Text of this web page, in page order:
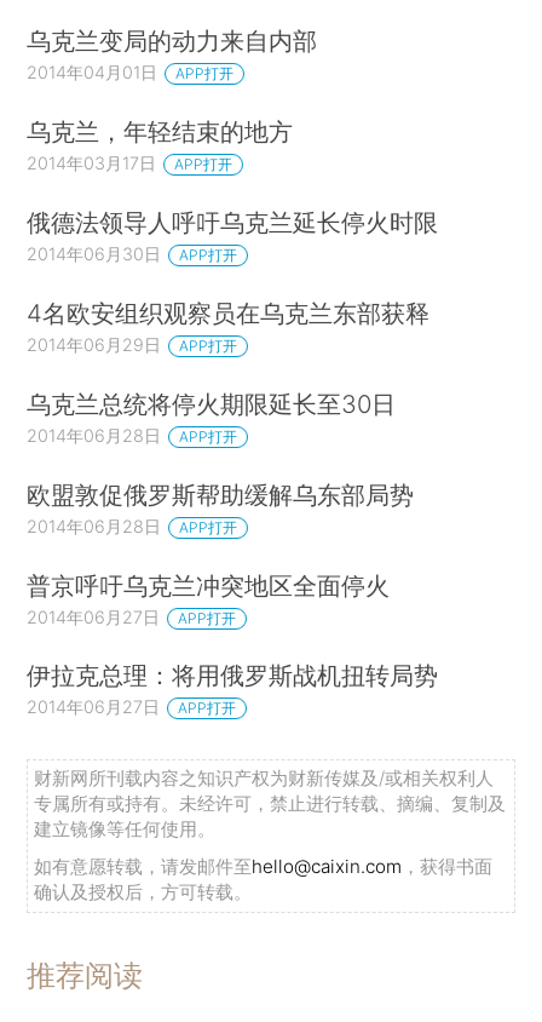
乌克兰变局的动力来自内部
2014年04月01日 APP打开
乌克兰，年轻结束的地方
2014年03月17日 APP打开
俄德法领导人呼吁乌克兰延长停火时限
2014年06月30日 APP打开
4名欧安组织观察员在乌克兰东部获释
2014年06月29日 APP打开
乌克兰总统将停火期限延长至30日
2014年06月28日 APP打开
欧盟敦促俄罗斯帮助缓解乌东部局势
2014年06月28日 APP打开
普京呼吁乌克兰冲突地区全面停火
2014年06月27日 APP打开
伊拉克总理：将用俄罗斯战机扭转局势
2014年06月27日 APP打开
财新网所刊载内容之知识产权为财新传媒及/或相关权利人
专属所有或持有。未经许可，禁止进行转载、摘编、复制及
建立镜像等任何使用。
如有意愿转载，请发邮件至hello@caixin.com ，获得书面
确认及授权后，方可转载。
推荐阅读